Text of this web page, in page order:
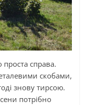
справа.
скобами,
знову тирсою.
потрібно